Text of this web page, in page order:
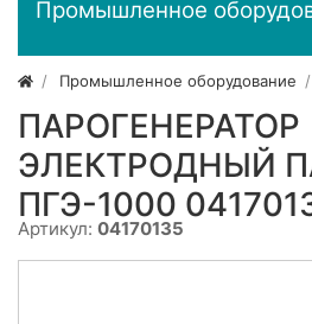
Промышленное
Промышленное оборудование
ПАРОГЕНЕРАТОР
ЭЛЕКТРОДНЫЙ
ПГЭ-1000
Артикул: 04170135